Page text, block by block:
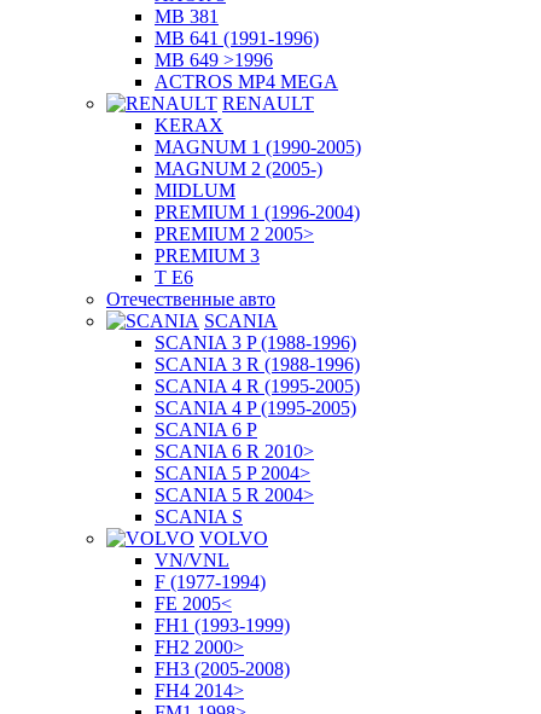
MB 381
MB 641 (1991-1996)
MB 649 >1996
ACTROS MP4 MEGA
RENAULT
KERAX
MAGNUM 1 (1990-2005)
MAGNUM 2 (2005-)
MIDLUM
PREMIUM 1 (1996-2004)
PREMIUM 2 2005>
PREMIUM 3
T E6
Отечественные авто
SCANIA
SCANIA 3 P (1988-1996)
SCANIA 3 R (1988-1996)
SCANIA 4 R (1995-2005)
SCANIA 4 P (1995-2005)
SCANIA 6 P
SCANIA 6 R 2010>
SCANIA 5 P 2004>
SCANIA 5 R 2004>
SCANIA S
VOLVO
VN/VNL
F (1977-1994)
FE 2005<
FH1 (1993-1999)
FH2 2000>
FH3 (2005-2008)
FH4 2014>